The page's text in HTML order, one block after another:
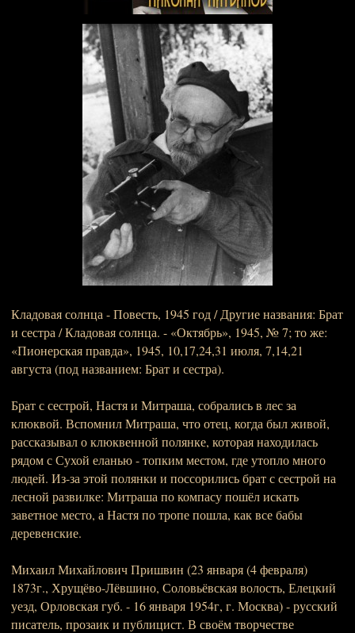
Кладовая солнца - Повесть, 1945 год / Другие названия: Брат
и сестра / Кладовая солнца. - «Октябрь», 1945, № 7; то же:
«Пионерская правда», 1945, 10,17,24,31 июля, 7,14,21
августа (под названием: Брат и сестра).
Брат с сестрой, Настя и Митраша, собрались в лес за
клюквой. Вспомнил Митраша, что отец, когда был живой,
рассказывал о клюквенной полянке, которая находилась
рядом с Сухой еланью - топким местом, где утопло много
людей. Из-за этой полянки и поссорились брат с сестрой на
лесной развилке: Митраша по компасу пошёл искать
заветное место, а Настя по тропе пошла, как все бабы
деревенские.
Михаил Михайлович Пришвин (23 января (4 февраля)
1873г., Хрущёво-Лёвшино, Соловьёвская волость, Елецкий
уезд, Орловская губ. - 16 января 1954г, г. Москва) - русский
писатель, прозаик и публицист. В своём творчестве